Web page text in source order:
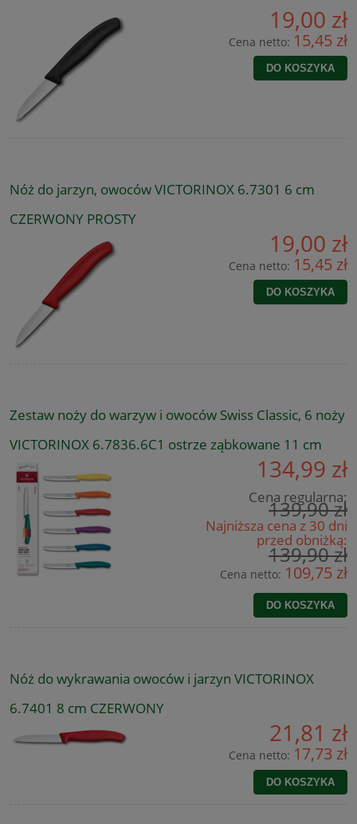
19,00 zł
Cena netto: 15,45 zł
DO KOSZYKA
Nóż do jarzyn, owoców VICTORINOX 6.7301 6 cm
CZERWONY PROSTY
19,00 zł
Cena netto: 15,45 zł
DO KOSZYKA
Zestaw noży do warzyw i owoców Swiss Classic, 6 noży
VICTORINOX 6.7836.6C1 ostrze ząbkowane 11 cm
134,99 zł
Cena regularna:
139,90 zł
Najniższa cena z 30 dni
przed obniżką:
139,90 zł
Cena netto: 109,75 zł
DO KOSZYKA
Nóż do wykrawania owoców i jarzyn VICTORINOX
6.7401 8 cm CZERWONY
21,81 zł
Cena netto: 17,73 zł
DO KOSZYKA